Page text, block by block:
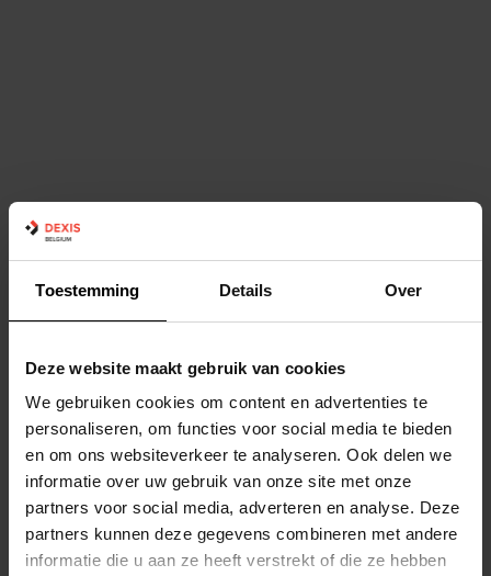
Toestemming Details Over
Deze website maakt gebruik van cookies
We gebruiken cookies om content en advertenties te
personaliseren, om functies voor social media te bieden
en om ons websiteverkeer te analyseren. Ook delen we
informatie over uw gebruik van onze site met onze
partners voor social media, adverteren en analyse. Deze
partners kunnen deze gegevens combineren met andere
informatie die u aan ze heeft verstrekt of die ze hebben